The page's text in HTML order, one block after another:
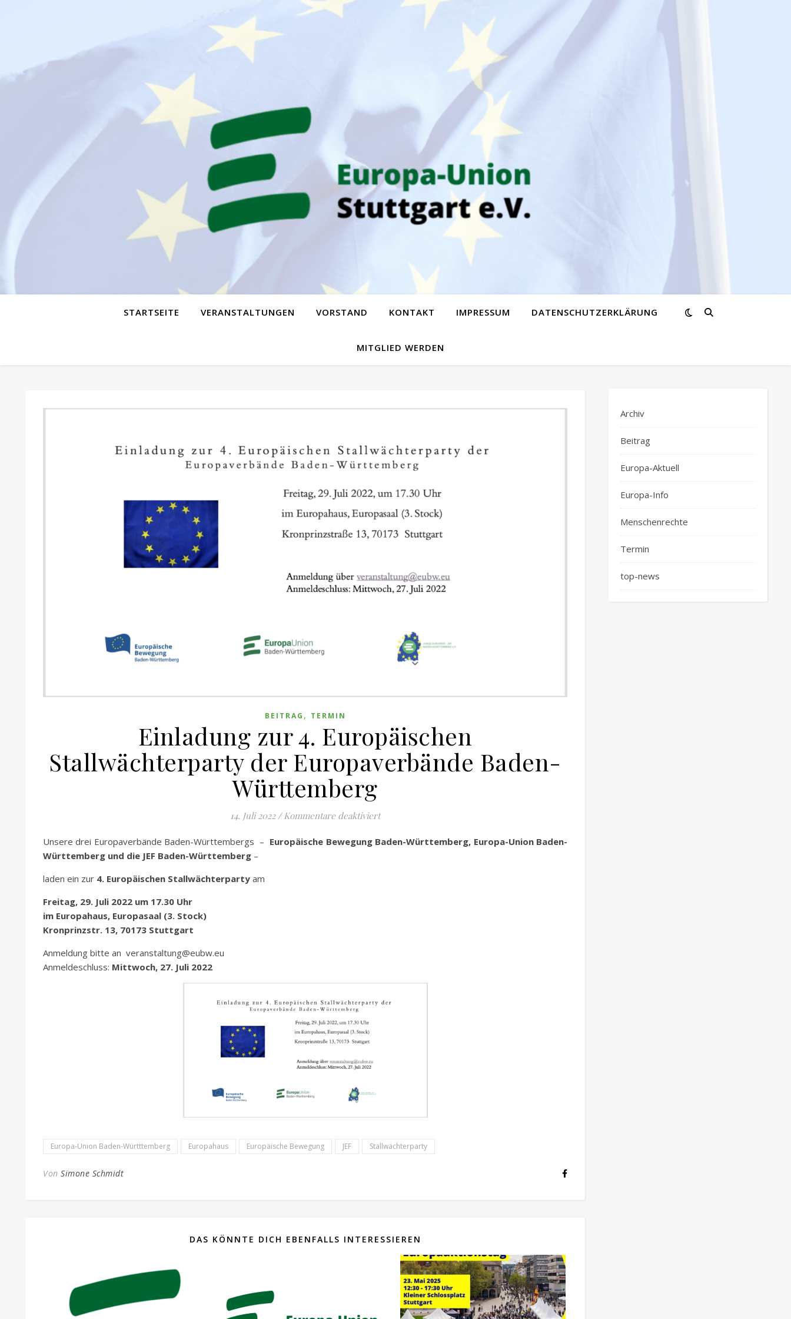
STARTSEITE VERANSTALTUNGEN VORSTAND KONTAKT IMPRESSUM DATENSCHUTZERKLÄRUNG
MITGLIED WERDEN
BEITRAG , TERMIN
Einladung zur 4. Europäischen
Stallwächterparty der Europaverbände Baden-
Württemberg
14. Juli 2022 / Kommentare deaktiviertfür Einladung zur 4. Europäischen Stallwächterparty der Europaverbände Baden-Württemberg
Unsere drei Europaverbände Baden-Württembergs – Europäische Bewegung Baden-Württemberg, Europa-Union Baden-
Württemberg und die JEF Baden-Württemberg –
laden ein zur 4. Europäischen Stallwächterparty am
Freitag, 29. Juli 2022 um 17.30 Uhr
im Europahaus, Europasaal (3. Stock)
Kronprinzstr. 13, 70173 Stuttgart
Anmeldung bitte an veranstaltung@eubw.eu
Anmeldeschluss: Mittwoch, 27. Juli 2022
Europa-Union Baden-Württtemberg Europahaus Europäische Bewegung JEF Stallwächterparty
Von Simone Schmidt
DAS KÖNNTE DICH EBENFALLS INTERESSIEREN
Archiv
Beitrag
Europa-Aktuell
Europa-Info
Menschenrechte
Termin
top-news